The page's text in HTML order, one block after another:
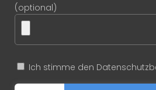
(optional)
Ich stimme den